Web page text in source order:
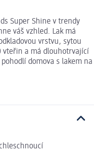
Super Shine v trendy
váš vzhled. Lak má
vrstvu, sytou
vteřin a má dlouhotrvající
domova s lakem na